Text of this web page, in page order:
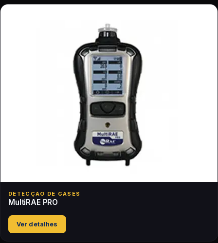
DETECÇÃO DE GASES
MultiRAE PRO
Ver detalhes